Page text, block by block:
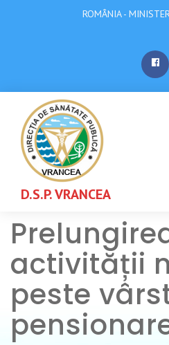
ROMÂNIA -
D.S.P. VRANCEA
activității
peste